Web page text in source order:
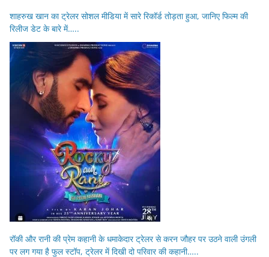
शाहरुख खान का ट्रेलर सोशल मीडिया में सारे रिकॉर्ड तोड़ता हुआ, जानिए फिल्म की
रिलीज डेट के बारे में…..
रॉकी और रानी की प्रेम कहानी के धमाकेदार ट्रेलर से करन जौहर पर उठने वाली उंगली
पर लग गया है फुल स्टॉप, ट्रेलर में दिखी दो परिवार की कहानी…..